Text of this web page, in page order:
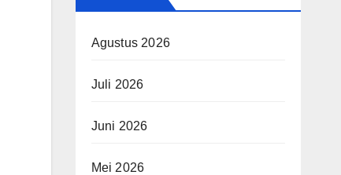
Agustus 2026
Juli 2026
Juni 2026
Mei 2026